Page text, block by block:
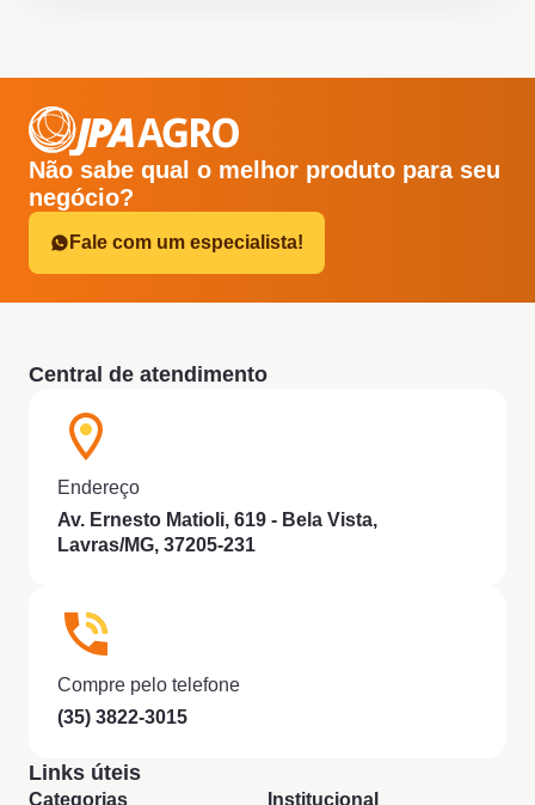
Não sabe qual o melhor produto para seu
negócio?
Fale com um especialista!
Central de atendimento
Endereço
Av. Ernesto Matioli, 619 - Bela Vista,
Lavras/MG, 37205-231
Compre pelo telefone
(35) 3822-3015
Links úteis
Categorias Institucional